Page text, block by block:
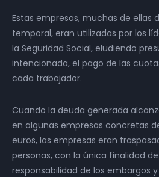
Estas empresas, muchas de ellas
temporal, eran utilizadas por los
la Seguridad Social, eludiendo
intencionada, el pago de las
cada trabajador.
Cuando la deuda generada
en algunas empresas concretas
euros, las empresas eran
personas, con la única finalidad
responsabilidad de los embargos